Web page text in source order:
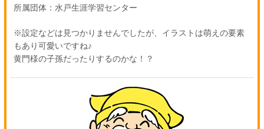
所属団体：水戸生涯学習センター
※設定などは見つかりませんでしたが、イラストは萌えの要素
もあり可愛いですね♪
黄門様の子孫だったりするのかな！？